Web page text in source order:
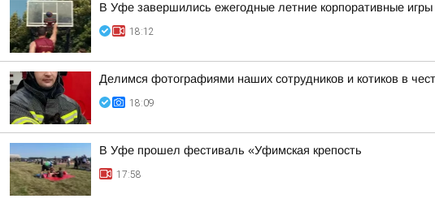
В Уфе завершились ежегодные летние корпоративные игры
18:12
Делимся фотографиями наших сотрудников и котиков в
18:09
В Уфе прошел фестиваль «Уфимская крепость
17:58